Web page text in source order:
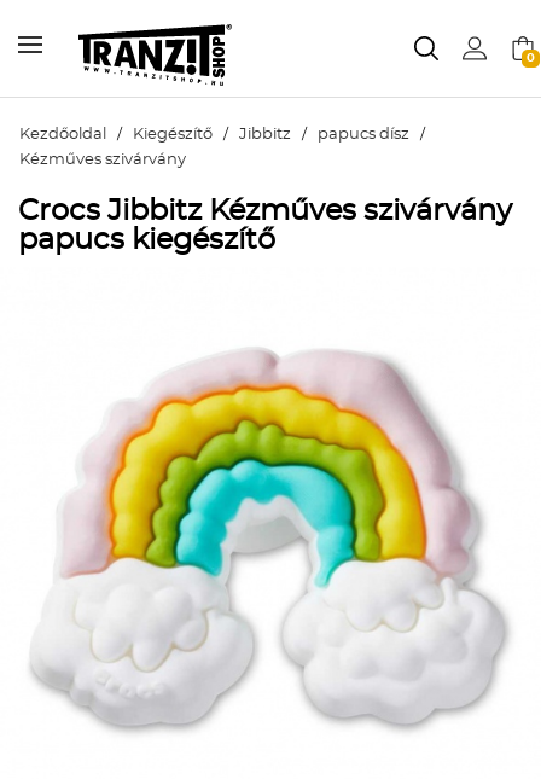
0
Kezdőoldal / Kiegészítő / Jibbitz / papucs dísz /
Kézműves szivárvány
Crocs Jibbitz Kézműves szivárvány
papucs kiegészítő